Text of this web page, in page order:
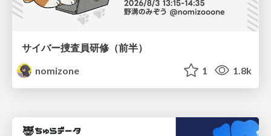
サイバー捜査員研修（前半）
nomizone
1 1.8k